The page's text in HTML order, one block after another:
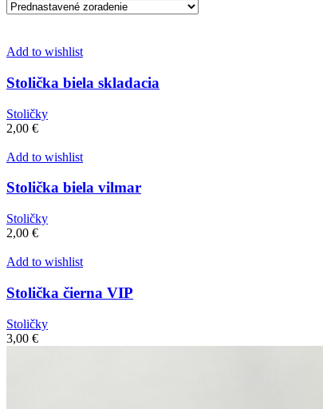
Add to wishlist
Stolička biela skladacia
Stoličky
2,00 €
Add to wishlist
Stolička biela vilmar
Stoličky
2,00 €
Add to wishlist
Stolička čierna VIP
Stoličky
3,00 €